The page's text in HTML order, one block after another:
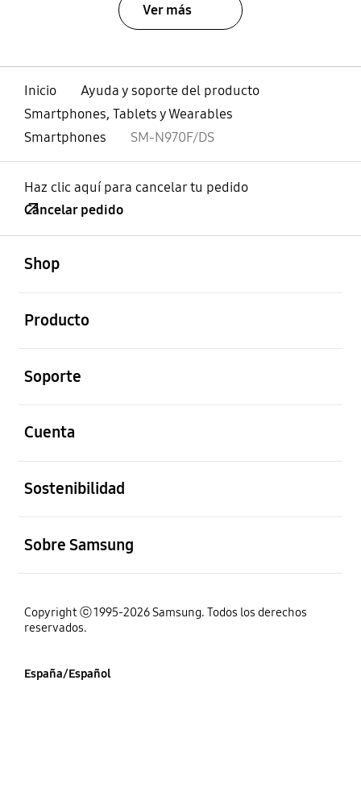
Ver más
Inicio
Ayuda y soporte del producto
Smartphones, Tablets y Wearables
Smartphones
SM-N970F/DS
Haz clic aquí para cancelar tu pedido
Cancelar pedido
Shop
Producto
Soporte
Cuenta
Sostenibilidad
Sobre Samsung
Copyright ⓒ 1995-2026 Samsung. Todos los derechos
reservados.
España/Español